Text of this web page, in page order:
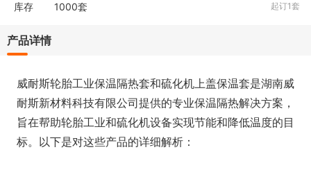
库存 1000套 起订1套
产品详情
威耐斯轮胎工业保温隔热套和硫化机上盖保温套是湖南威
耐斯新材料科技有限公司提供的专业保温隔热解决方案，
旨在帮助轮胎工业和硫化机设备实现节能和降低温度的目
标。以下是对这些产品的详细解析：